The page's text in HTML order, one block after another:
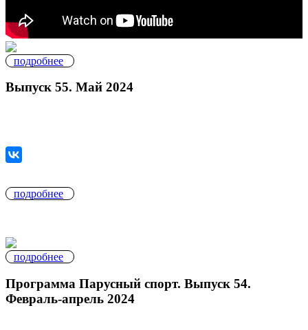
подробнее
Выпуск 55. Май 2024
подробнее
подробнее
Программа Парусный спорт. Выпуск 54.
Февраль-апрель 2024